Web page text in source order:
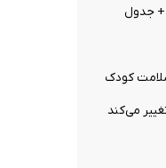
کودک
می‌کند